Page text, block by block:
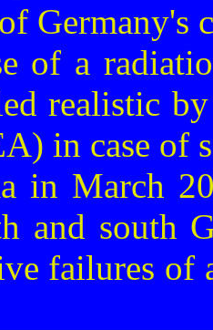
Germany's
of a
realistic
in case of
in March
and south
failures